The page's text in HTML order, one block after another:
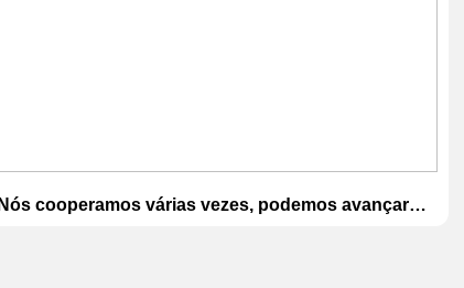
Nós cooperamos várias vezes, podemos avançar